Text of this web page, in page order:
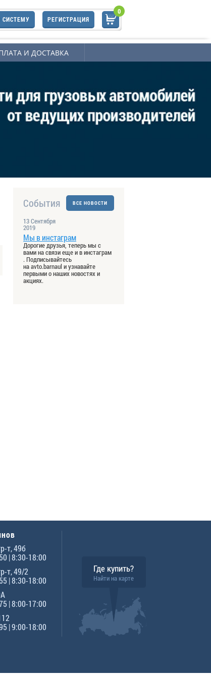
0
СИСТЕМУ РЕГИСТРАЦИЯ
И ДОСТАВКА
ВСЕ НОВОСТИ
События
13 Сентября
2019
Мы в инстаграм
Дорогие друзья, теперь мы с
вами на связи еще и в инстаграм
. Подписывайтесь
на avto.barnaul и узнавайте
первыми о наших новостях и
акциях.
т, 49б
| 8:30-18:00
т, 49/2
| 8:30-18:00
| 8:00-17:00
| 9:00-18:00
Где купить?
Найти на карте